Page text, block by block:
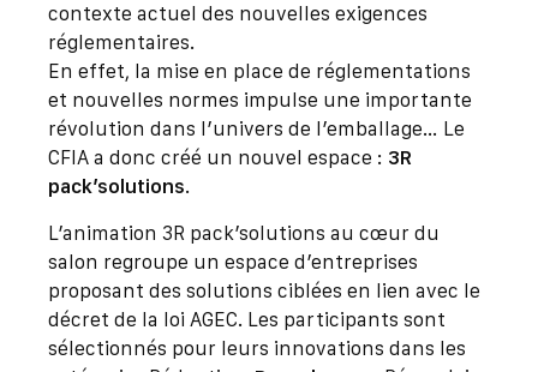
contexte actuel des nouvelles exigences
réglementaires.
En effet, la mise en place de réglementations
et nouvelles normes impulse une importante
révolution dans l’univers de l’emballage… Le
CFIA a donc créé un nouvel espace : 3R
pack’solutions.
L’animation 3R pack’solutions au cœur du
salon regroupe un espace d’entreprises
proposant des solutions ciblées en lien avec le
décret de la loi AGEC. Les participants sont
sélectionnés pour leurs innovations dans les